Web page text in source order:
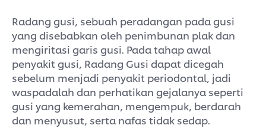
Radang gusi, sebuah peradangan pada gusi
yang disebabkan oleh penimbunan plak dan
mengiritasi garis gusi. Pada tahap awal
penyakit gusi, Radang Gusi dapat dicegah
sebelum menjadi penyakit periodontal, jadi
waspadalah dan perhatikan gejalanya seperti
gusi yang kemerahan, mengempuk, berdarah
dan menyusut, serta nafas tidak sedap.